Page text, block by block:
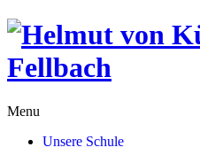
Menu
Unsere Schule